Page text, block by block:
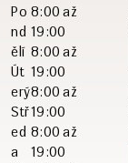
Po
nd
ělí
Út
erý
Stř
ed
a
8:00 až
19:00
8:00 až
19:00
8:00 až
19:00
8:00 až
19:00